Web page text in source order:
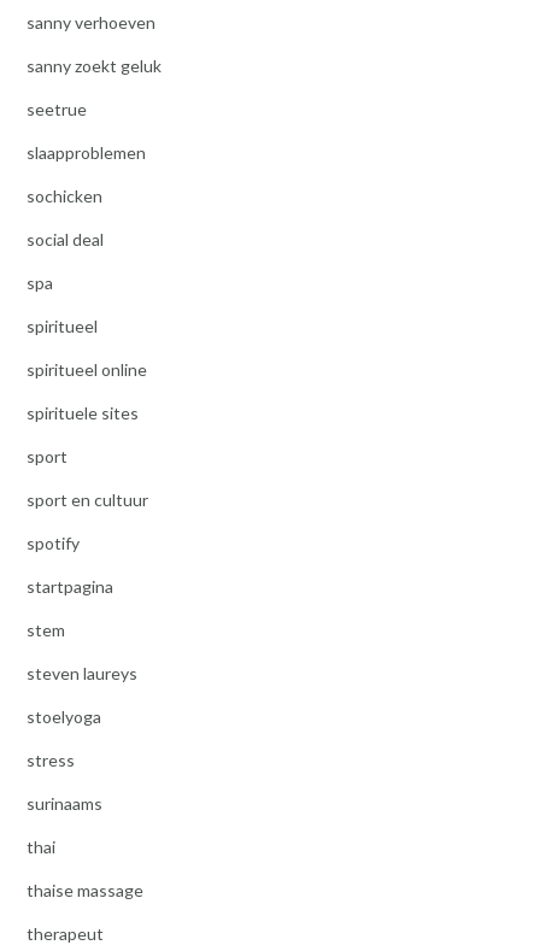
sanny verhoeven
sanny zoekt geluk
seetrue
slaapproblemen
sochicken
social deal
spa
spiritueel
spiritueel online
spirituele sites
sport
sport en cultuur
spotify
startpagina
stem
steven laureys
stoelyoga
stress
surinaams
thai
thaise massage
therapeut